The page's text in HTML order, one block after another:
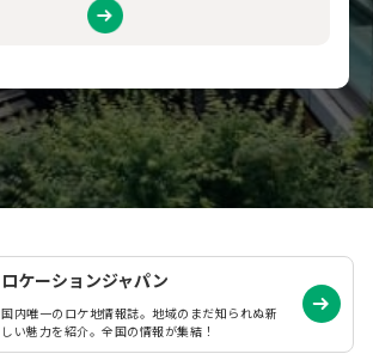
ロケーションジャパン
国内唯一のロケ地情報誌。地域のまだ知られぬ新
しい魅力を紹介。全国の情報が集結！